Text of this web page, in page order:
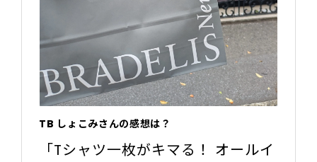
TB しょこみさんの感想は？
「Tシャツ一枚がキマる！ オールイ